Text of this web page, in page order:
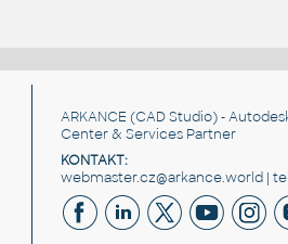
ARKANCE (CAD Studio) -
Center & Services Partner
KONTAKT:
webmaster.cz@arkance.world | tel.